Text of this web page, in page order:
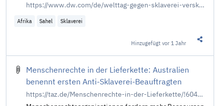
https://www.dw.com/de/welttag-gegen-sklaverei-versklavt-in-der-sahelzone-trotz-verbot/a-54652819
Afrika Sahel Sklaverei
Hinzugefügtvor 1 Jahr
Menschenrechte in der Lieferkette: Australien
benennt ersten Anti-Sklaverei-Beauftragten
https://taz.de/Menschenrechte-in-der-Lieferkette/!6045642/